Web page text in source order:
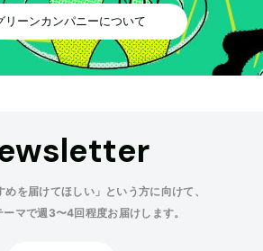
リーンカンパニーについて
めを届けてほしい」という方に向けて、
ーマで週3〜4回程度お届けします。